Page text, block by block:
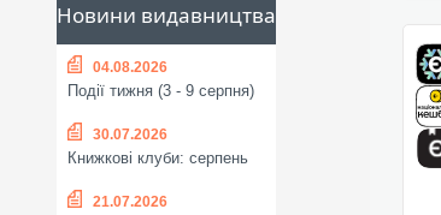
Новини видавництва
04.08.2026
Події тижня (3 - 9 серпня)
30.07.2026
Книжкові клуби: серпень
21.07.2026